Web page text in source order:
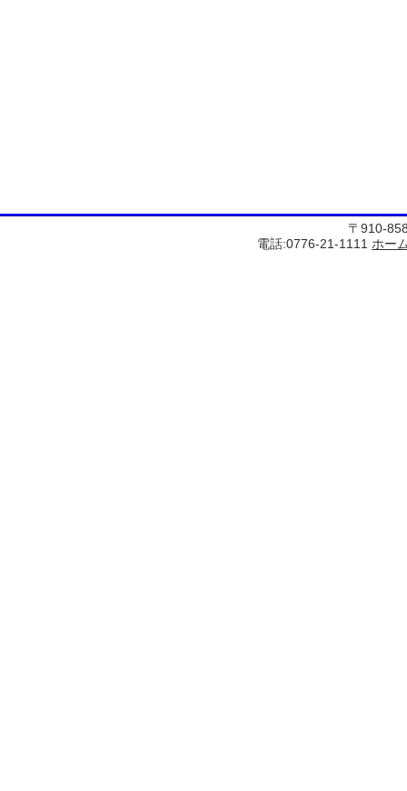
〒910-
電話:0776-21-1111 ホー